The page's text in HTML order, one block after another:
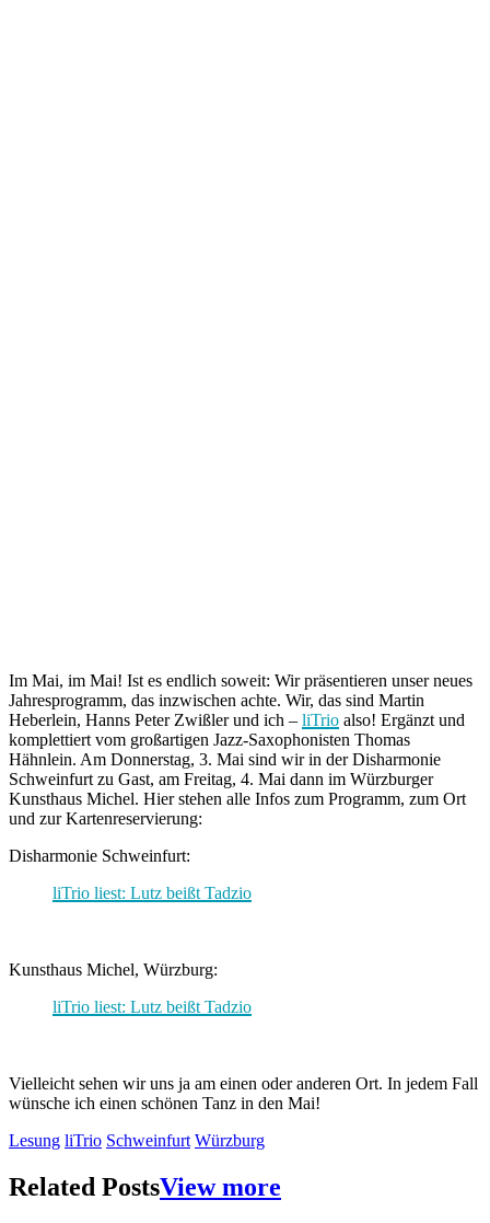
Im Mai, im Mai! Ist es endlich soweit: Wir präsentieren unser neues
Jahresprogramm, das inzwischen achte. Wir, das sind Martin
Heberlein, Hanns Peter Zwißler und ich – liTrio also! Ergänzt und
komplettiert vom großartigen Jazz-Saxophonisten Thomas
Hähnlein. Am Donnerstag, 3. Mai sind wir in der Disharmonie
Schweinfurt zu Gast, am Freitag, 4. Mai dann im Würzburger
Kunsthaus Michel. Hier stehen alle Infos zum Programm, zum Ort
und zur Kartenreservierung:
Disharmonie Schweinfurt:
liTrio liest: Lutz beißt Tadzio
Kunsthaus Michel, Würzburg:
liTrio liest: Lutz beißt Tadzio
Vielleicht sehen wir uns ja am einen oder anderen Ort. In jedem Fall
wünsche ich einen schönen Tanz in den Mai!
Lesung liTrio Schweinfurt Würzburg
Related PostsView more